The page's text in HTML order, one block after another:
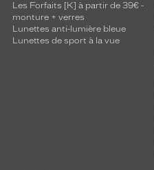
Les Forfaits [K] à partir de 39€ -
monture + verres
Lunettes anti-lumière bleue
Lunettes de sport à la vue